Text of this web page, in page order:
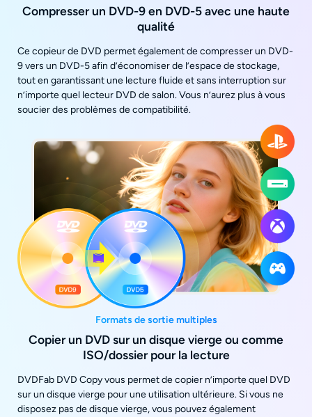
Compresser un DVD-9 en DVD-5 avec une haute
qualité
Ce copieur de DVD permet également de compresser un DVD-
9 vers un DVD-5 afin d’économiser de l’espace de stockage,
tout en garantissant une lecture fluide et sans interruption sur
n’importe quel lecteur DVD de salon. Vous n’aurez plus à vous
soucier des problèmes de compatibilité.
Formats de sortie multiples
Copier un DVD sur un disque vierge ou comme
ISO/dossier pour la lecture
DVDFab DVD Copy vous permet de copier n’importe quel DVD
sur un disque vierge pour une utilisation ultérieure. Si vous ne
disposez pas de disque vierge, vous pouvez également